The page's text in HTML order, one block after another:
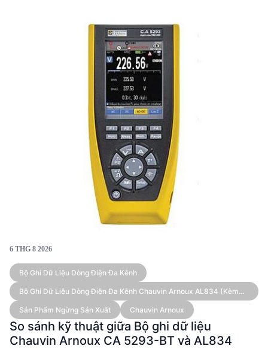
thông số kỹ thuật, ưu nhược điểm và ứng dụng điển
hình của từng sản phẩm để hỗ trợ các kỹ sư và nhà
quyết định kỹ thuật trong việc lựa chọn thiết bị phù
6 THG 8 2026
Bộ Ghi Dữ Liệu Dòng Điện Đa Kênh
Bộ Ghi Dữ Liệu Dòng Điện Đa Kênh Chauvin Arnoux AL834 (kèm
Sản Phẩm Ngừng Sản Xuất
Chauvin Arnoux
So sánh kỹ thuật giữa Bộ ghi dữ liệu
Chauvin Arnoux CA 5293-BT và AL834